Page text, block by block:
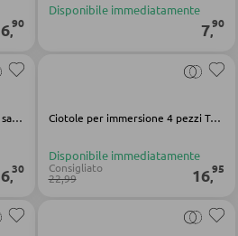
6,90
Disponibile immediatamente
7,90
Ciotola per immersione Gres di sabbia di Caldera
6,30
Ciotole per immersione 4 pezzi Tab Gandia in porcellana bianca
Disponibile immediatamente
Consigliato
22,99 16,95